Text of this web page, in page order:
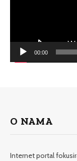
00:00
O NAMA
Internet portal